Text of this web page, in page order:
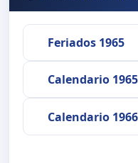
Feriados 1965
Calendario 1965
Calendario 1966